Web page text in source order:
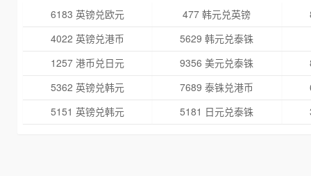
6183 英镑兑欧元 477 韩元兑英镑
4022 英镑兑港币
5629 韩元兑泰铢
1257 港币兑日元
9356 美元兑泰铢
5362 英镑兑韩元
7689 泰铢兑港币
5151 英镑兑韩元
5181 日元兑泰铢